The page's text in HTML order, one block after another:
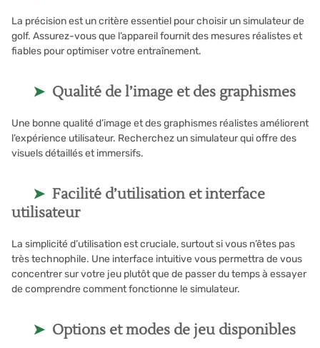
La précision est un critère essentiel pour choisir un simulateur de
golf. Assurez-vous que l’appareil fournit des mesures réalistes et
fiables pour optimiser votre entraînement.
Qualité de l’image et des graphismes
Une bonne qualité d’image et des graphismes réalistes améliorent
l’expérience utilisateur. Recherchez un simulateur qui offre des
visuels détaillés et immersifs.
Facilité d’utilisation et interface
utilisateur
La simplicité d’utilisation est cruciale, surtout si vous n’êtes pas
très technophile. Une interface intuitive vous permettra de vous
concentrer sur votre jeu plutôt que de passer du temps à essayer
de comprendre comment fonctionne le simulateur.
Options et modes de jeu disponibles